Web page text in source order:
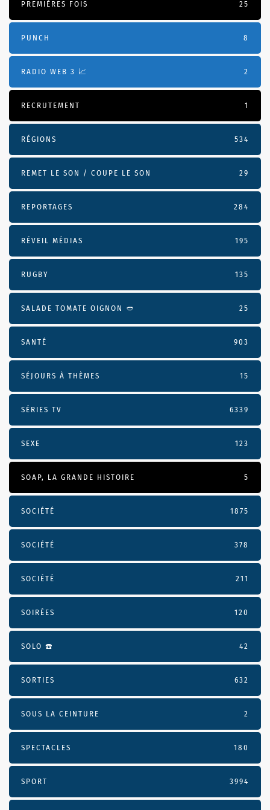
PREMIÈRES FOIS 25
PUNCH 8
RADIO WEB 3 📈 2
RECRUTEMENT 1
RÉGIONS 534
REMET LE SON / COUPE LE SON 29
REPORTAGES 284
RÉVEIL MÉDIAS 195
RUGBY 135
SALADE TOMATE OIGNON 🥙 25
SANTÉ 903
SÉJOURS À THÈMES 15
SÉRIES TV 6339
SEXE 123
SOAP, LA GRANDE HISTOIRE 5
SOCIÉTÉ 1875
SOCIÉTÉ 378
SOCIÉTÉ 211
SOIRÉES 120
SOLO ☎️ 42
SORTIES 632
SOUS LA CEINTURE 2
SPECTACLES 180
SPORT 3994